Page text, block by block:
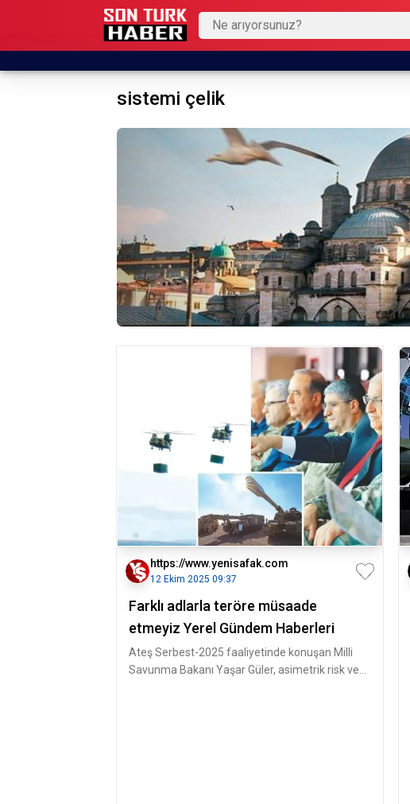
sistemi çelik
https://www.yenisafak.com
12 Ekim 2025 09:37
Farklı adlarla teröre müsaade
etmeyiz Yerel Gündem Haberleri
Ateş Serbest-2025 faaliyetinde konuşan Milli
Savunma Bakanı Yaşar Güler, asimetrik risk ve